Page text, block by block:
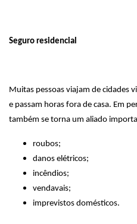
Seguro residencial
Muitas pessoas viajam de cidades
e passam horas fora de casa. Em
também se torna um aliado
roubos;
danos elétricos;
incêndios;
vendavais;
imprevistos domésticos.